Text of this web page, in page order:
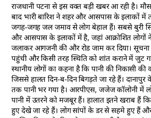
राजधानी पटना से इस वक्त बड़ी खबर आ रही है।
बाद भारी बारिश ने शहर और आसपास के इलाकों में
जगह-जगह जल जमाव से लोग बेहाल हैं। सबसे बुरी
और आसपास के इलाकों में है, जहां आक्रोशित लोगों
जलाकर आगजनी की और रोड जाम कर दिया।
पहुंची और किसी तरह स्थिति को शांत कराने में जुट
स्थानीय लोगों का कहना है कि पानी की निकासी की
जिससे हालत दिन-ब-दिन बिगड़ते जा रहे हैं।
तक पानी भर गया है। आरपीएस, जजेज कॉलोनी में
पानी में उतरने को मजबूर हैं। हालात इतने खराब हैं
हुए देखे जा रहे हैं। लोग सांपों के डर से सहमे हुए हैं